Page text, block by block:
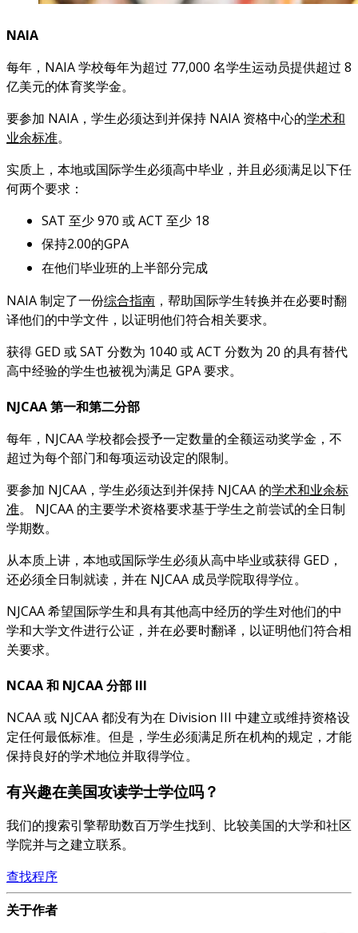
NAIA
每年，NAIA 学校每年为超过 77,000 名学生运动员提供超过 8
亿美元的体育奖学金。
要参加 NAIA，学生必须达到并保持 NAIA 资格中心的学术和
业余标准。
实质上，本地或国际学生必须高中毕业，并且必须满足以下任
何两个要求：
SAT 至少 970 或 ACT 至少 18
保持2.00的GPA
在他们毕业班的上半部分完成
NAIA 制定了一份综合指南 ，帮助国际学生转换并在必要时翻
译他们的中学文件，以证明他们符合相关要求。
获得 GED 或 SAT 分数为 1040 或 ACT 分数为 20 的具有替代
高中经验的学生也被视为满足 GPA 要求。
NJCAA 第一和第二分部
每年，NJCAA 学校都会授予一定数量的全额运动奖学金，不
超过为每个部门和每项运动设定的限制。
要参加 NJCAA，学生必须达到并保持 NJCAA 的学术和业余标
准。 NJCAA 的主要学术资格要求基于学生之前尝试的全日制
学期数。
从本质上讲，本地或国际学生必须从高中毕业或获得 GED，
还必须全日制就读，并在 NJCAA 成员学院取得学位。
NJCAA 希望国际学生和具有其他高中经历的学生对他们的中
学和大学文件进行公证，并在必要时翻译，以证明他们符合相
关要求。
NCAA 和 NJCAA 分部 III
NCAA 或 NJCAA 都没有为在 Division III 中建立或维持资格设
定任何最低标准。但是，学生必须满足所在机构的规定，才能
保持良好的学术地位并取得学位。
有兴趣在美国攻读学士学位吗？
我们的搜索引擎帮助数百万学生找到、比较美国的大学和社区
学院并与之建立联系。
查找程序
关于作者